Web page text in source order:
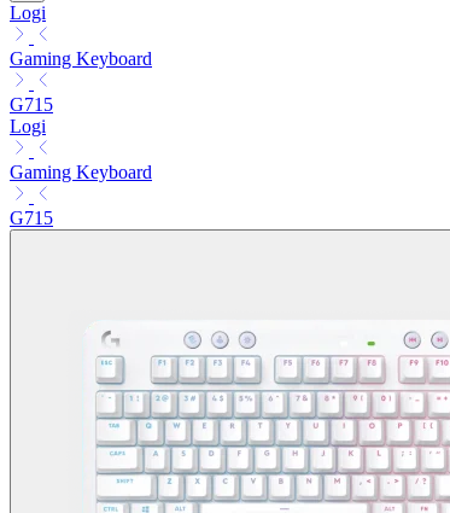
Logi
Gaming Keyboard
G715
Logi
Gaming Keyboard
G715